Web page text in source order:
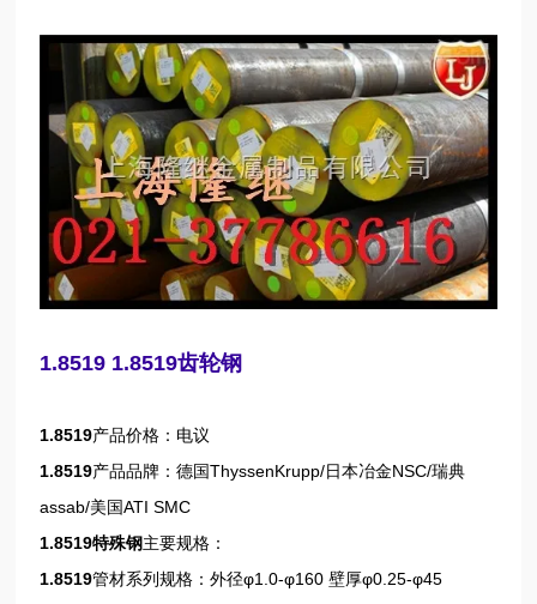
1.8519 1.8519齿轮钢
1.8519产品价格：电议
1.8519产品品牌：德国ThyssenKrupp/日本冶金NSC/瑞典
assab/美国ATI SMC
1.8519特殊钢主要规格：
1.8519管材系列规格：外径φ1.0-φ160 壁厚φ0.25-φ45